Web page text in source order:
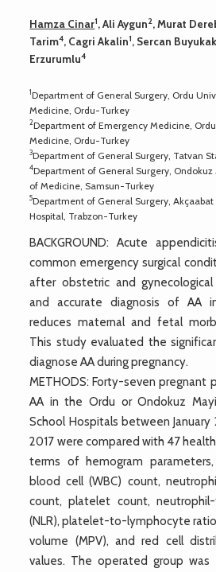
Hamza Cinar1, Ali Aygun2, Murat
Tarim4, Cagri Akalin1, Sercan
Erzurumlu4
1Department of General Surgery, Ordu
Medicine, Ordu-Turkey
2Department of Emergency Medicine,
Medicine, Ordu-Turkey
3Department of General Surgery, Tatvan
4Department of General Surgery, Ondokuz
of Medicine, Samsun-Turkey
5Department of General Surgery, Akçaabat
Hospital, Trabzon-Turkey
BACKGROUND: Acute
common emergency surgical
after obstetric and
and accurate diagnosis of AA
reduces maternal and fetal
This study evaluated the
diagnose AA during pregnancy.
METHODS: Forty-seven
AA in the Ordu or Ondokuz
School Hospitals between
2017 were compared with 47
terms of hemogram
blood cell (WBC) count,
count, platelet count,
(NLR), platelet-to-lymphocyte
volume (MPV), and red cell
values. The operated group